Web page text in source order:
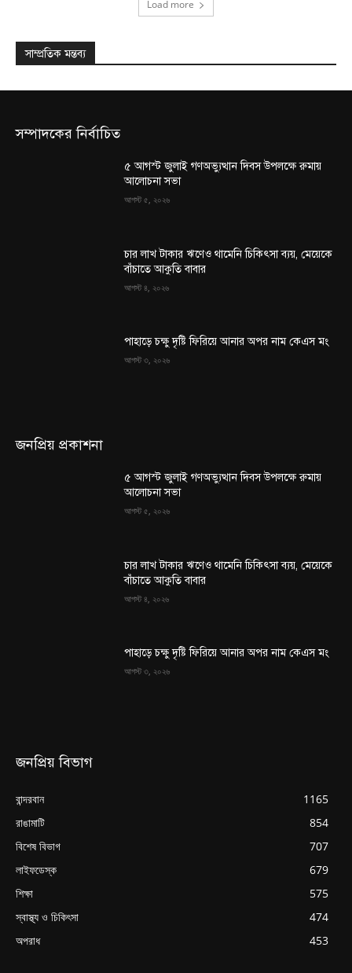
Load more
সাম্প্রতিক মন্তব্য
সম্পাদকের নির্বাচিত
৫ আগস্ট জুলাই গণঅভ্যুত্থান দিবস উপলক্ষে রুমায়
আলোচনা সভা
আগস্ট ৫, ২০২৬
চার লাখ টাকার ঋণেও থামেনি চিকিৎসা ব্যয়, মেয়েকে
বাঁচাতে আকুতি বাবার
আগস্ট ৪, ২০২৬
পাহাড়ে চক্ষু দৃষ্টি ফিরিয়ে আনার অপর নাম কেএস মং
আগস্ট ৩, ২০২৬
জনপ্রিয় প্রকাশনা
৫ আগস্ট জুলাই গণঅভ্যুত্থান দিবস উপলক্ষে রুমায়
আলোচনা সভা
আগস্ট ৫, ২০২৬
চার লাখ টাকার ঋণেও থামেনি চিকিৎসা ব্যয়, মেয়েকে
বাঁচাতে আকুতি বাবার
আগস্ট ৪, ২০২৬
পাহাড়ে চক্ষু দৃষ্টি ফিরিয়ে আনার অপর নাম কেএস মং
আগস্ট ৩, ২০২৬
জনপ্রিয় বিভাগ
বান্দরবান
1165
রাঙামাটি
854
বিশেষ বিভাগ
707
লাইফডেস্ক
679
শিক্ষা
575
স্বাস্থ্য ও চিকিৎসা
474
অপরাধ
453